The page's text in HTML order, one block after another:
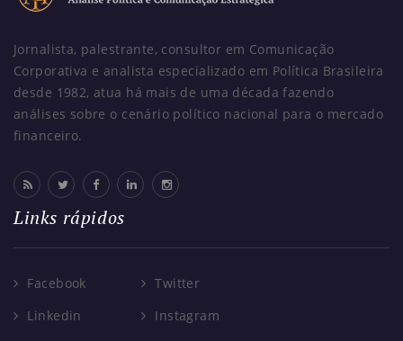
Jornalista, palestrante, consultor em Comunicação
Corporativa e analista especializado em Política Brasileira
desde 1982, atua há mais de uma década fazendo
análises sobre o cenário político nacional para o mercado
financeiro.
Links rápidos
Facebook
Linkedin
Twitter
Instagram